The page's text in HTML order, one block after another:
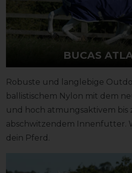
BUCAS
Robuste und langlebige
ballistischem Nylon mit dem
und hoch atmungsaktivem bis
abschwitzendem Innenfutter.
dein Pferd.